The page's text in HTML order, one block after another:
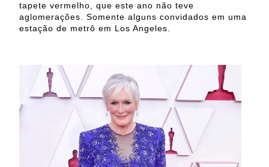
tapete vermelho, que este ano não teve
aglomerações. Somente alguns convidados em uma
estação de metrô em Los Angeles.